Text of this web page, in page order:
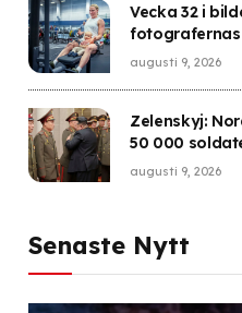
Vecka 32 i
augusti 9, 2026
Zelenskyj:
50 000
augusti 9, 2026
Senaste Nytt